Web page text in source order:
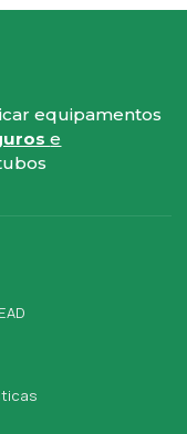
equipamentos
e